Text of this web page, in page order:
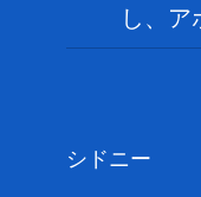
し、ア
シドニー